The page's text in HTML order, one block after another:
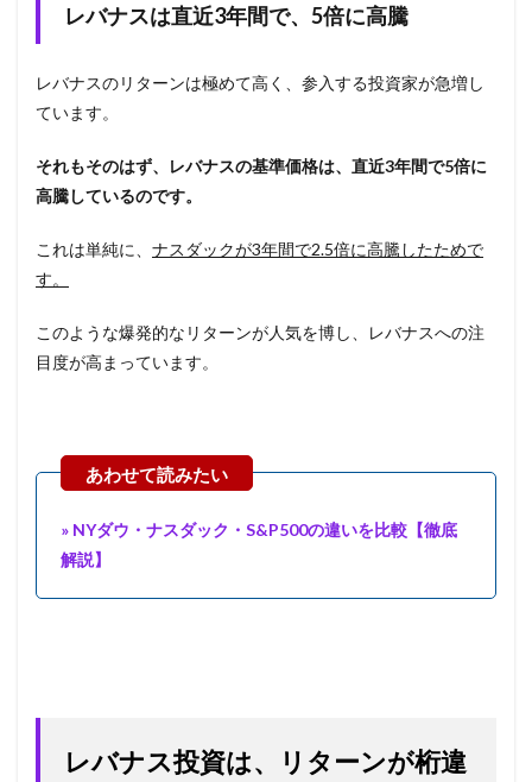
レバナスは直近3年間で、5倍に高騰
レバナスのリターンは極めて高く、参入する投資家が急増し
ています。
それもそのはず、レバナスの基準価格は、直近3年間で5倍に
高騰しているのです。
これは単純に、 ナスダックが3年間で2.5倍に高騰したためで
す。
このような爆発的なリターンが人気を博し、レバナスへの注
目度が高まっています。
» NYダウ・ナスダック・S&P500の違いを比較【徹底
解説】
レバナス投資は、リターンが桁違